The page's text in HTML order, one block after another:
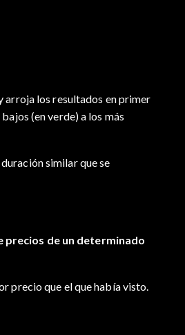
arroja los resultados en primer
(en verde) a los más
similar que se
precios de un determinado
precio que el que había visto.